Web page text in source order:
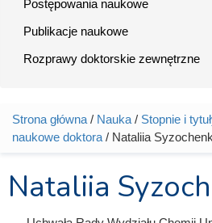
Postępowania naukowe
Publikacje naukowe
Rozprawy doktorskie zewnętrzne
Jesteś tutaj
Strona główna / Nauka / Stopnie i
naukowe doktora / Nataliia
Nataliia